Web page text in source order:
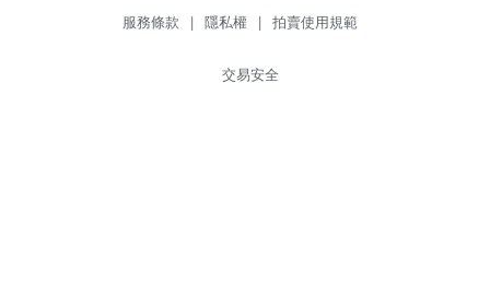
服務條款 | 隱私權 | 拍賣使用規範
交易安全